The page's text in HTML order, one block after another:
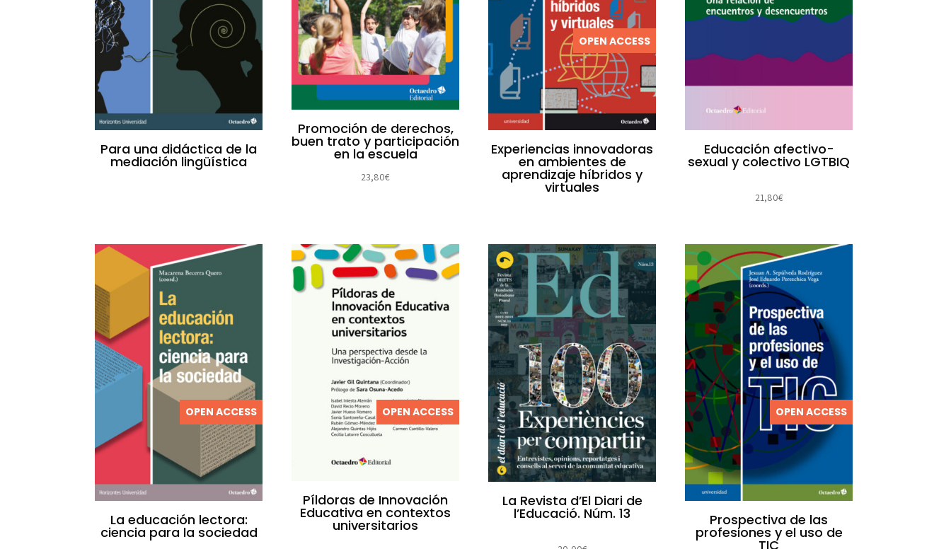
Para una didáctica de la
mediación lingüística
Promoción de derechos,
buen trato y participación
en la escuela
23,80€
OPEN ACCESS
Experiencias innovadoras
en ambientes de
aprendizaje híbridos y
virtuales
Educación afectivo-
sexual y colectivo LGTBIQ
21,80€
OPEN ACCESS
La educación lectora:
ciencia para la sociedad
OPEN ACCESS
Píldoras de Innovación
Educativa en contextos
universitarios
La Revista d’El Diari de
l’Educació. Núm. 13
OPEN ACCESS
Prospectiva de las
profesiones y el uso de
TIC